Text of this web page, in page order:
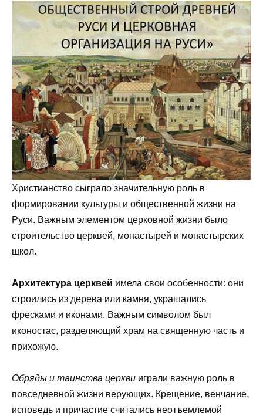
Христианство сыграло значительную роль в
формировании культуры и общественной жизни на
Руси. Важным элементом церковной жизни было
строительство церквей, монастырей и монастырских
школ.
Архитектура церквей имела свои особенности: они
строились из дерева или камня, украшались
фресками и иконами. Важным символом был
иконостас, разделяющий храм на священную часть и
прихожую.
Обряды и таинства церкви играли важную роль в
повседневной жизни верующих. Крещение, венчание,
исповедь и причастие считались неотъемлемой